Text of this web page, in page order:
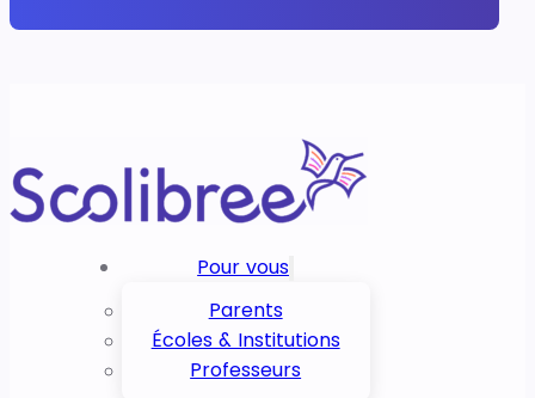
Pour vous
Parents
Écoles & Institutions
Professeurs